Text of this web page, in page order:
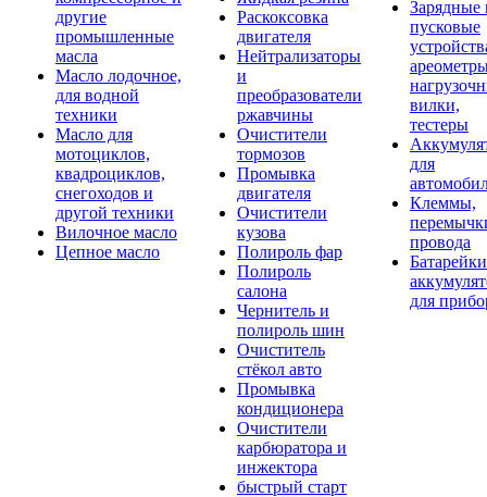
другие
промышленные
масла
Масло лодочное,
для водной
техники
Масло для
мотоциклов,
квадроциклов,
снегоходов и
другой техники
Вилочное масло
Цепное масло
Раскоксовка
двигателя
Нейтрализаторы
и
преобразователи
ржавчины
Очистители
тормозов
Промывка
двигателя
Очистители
кузова
Полироль фар
Полироль
салона
Чернитель и
полироль шин
Очиститель
стёкол авто
Промывка
кондиционера
Очистители
карбюратора и
инжектора
быстрый старт
Зарядные
пусковые
вилки,
тестеры
для
Клеммы,
провода
для